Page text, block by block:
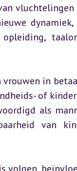
in
of
als
van